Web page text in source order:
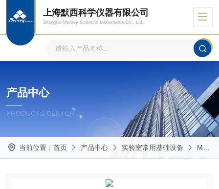
上海默西科学仪器有限公司
Shanghai Mersey Scientific Instruments Co., Ltd.
产品中心
PRODUCTS CENTER
当前位置： 首页 产品中心 实验室常用基础设备 Masterflex蠕动泵